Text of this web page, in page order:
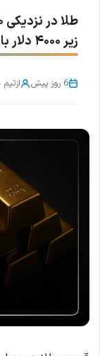
زیر ۴۰۰۰ دلار بازمی‌گردد؟
6 روز پیش از